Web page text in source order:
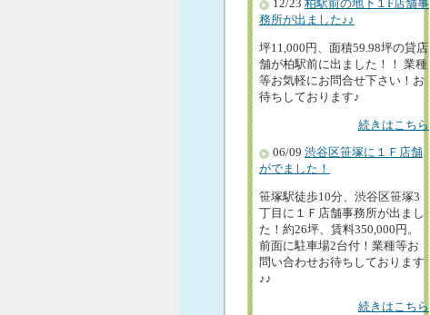
12/23 柏駅前の地下１F店舗事
務所が出ました♪♪
坪11,000円、面積59.98坪の貸店
舗が柏駅前に出ました！！ 業種
等お気軽にお問合せ下さい！お
待ちしております♪
続きはこちら
06/09 渋谷区笹塚に１Ｆ店舗
がでました！
笹塚駅徒歩10分、渋谷区笹塚3
丁目に１Ｆ店舗事務所が出まし
た！約26坪、賃料350,000円。
前面に駐車場2台付！業種等お
問い合わせお待ちしております
♪♪
続きはこちら